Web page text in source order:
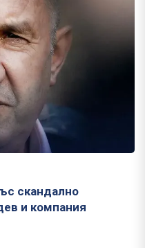
скандално
и компания